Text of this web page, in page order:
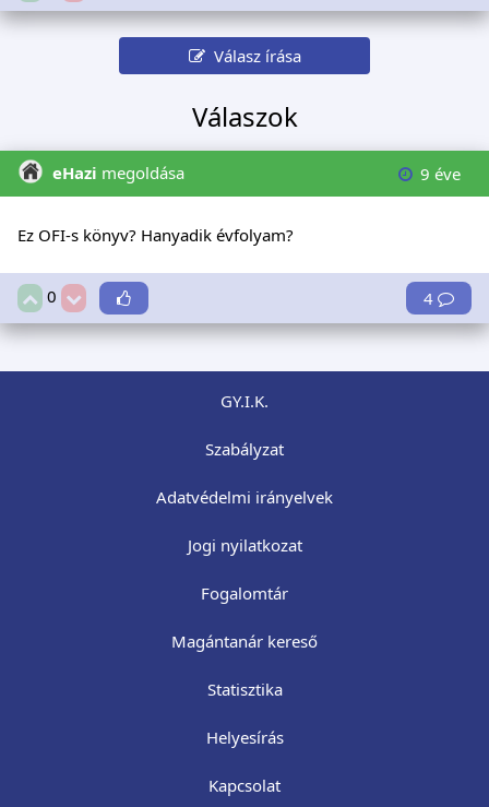
Válasz írása
Válaszok
eHazi megoldása 9 éve
Ez OFI-s könyv? Hanyadik évfolyam?
0 4
GY.I.K.
Szabályzat
Adatvédelmi irányelvek
Jogi nyilatkozat
Fogalomtár
Magántanár kereső
Statisztika
Helyesírás
Kapcsolat